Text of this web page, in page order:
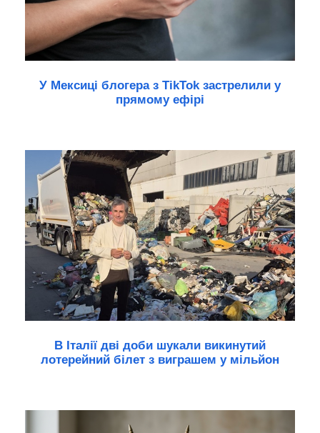
У Мексиці блогера з TikTok застрелили у
прямому ефірі
В Італії дві доби шукали викинутий
лотерейний білет з виграшем у мільйон